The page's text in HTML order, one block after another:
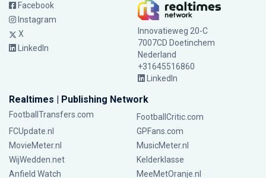
Facebook
Instagram
X
LinkedIn
Innovatieweg 20-C
7007CD Doetinchem
Nederland
+31645516860
LinkedIn
Realtimes | Publishing Network
FootballTransfers.com
FootballCritic.com
FCUpdate.nl
GPFans.com
MovieMeter.nl
MusicMeter.nl
WijWedden.net
Kelderklasse
Anfield Watch
MeeMetOranje.nl